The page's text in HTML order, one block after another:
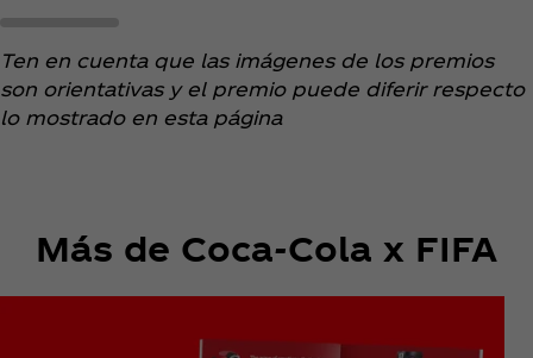
Ten en cuenta que las imágenes de los premios
son orientativas y el premio puede diferir respecto
lo mostrado en esta página
Más de Coca‑Cola x FIFA